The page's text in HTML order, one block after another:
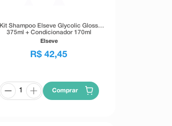
Kit Shampoo Elseve Glycolic Gloss
375ml + Condicionador 170ml
Elseve
R$ 42,45
Comprar